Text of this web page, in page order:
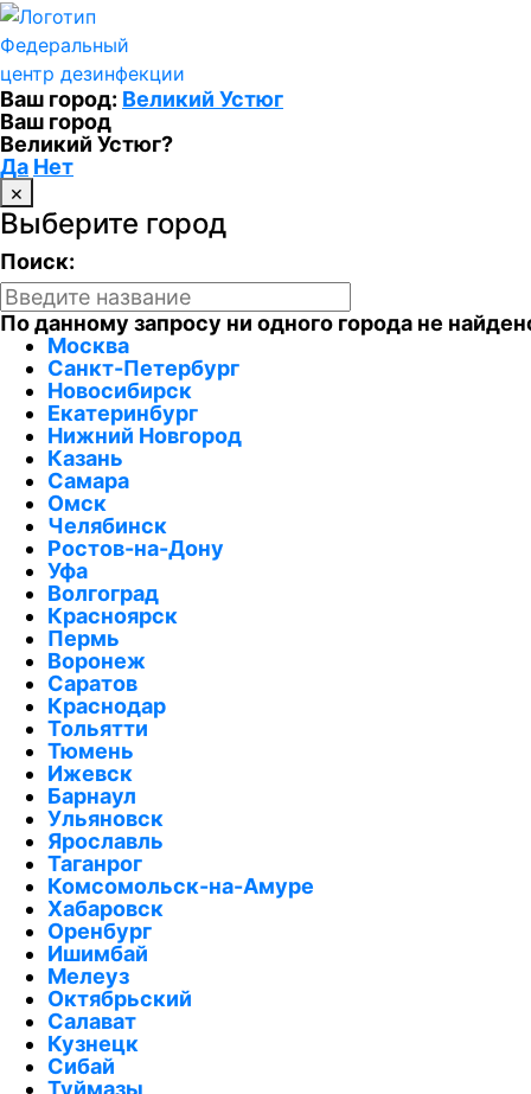
Федеральный
центр дезинфекции
Ваш город: Великий Устюг
Ваш город
Великий Устюг?
Да Нет
×
Выберите город
Поиск:
По данному запросу ни одного города не
Москва
Санкт-Петербург
Новосибирск
Екатеринбург
Нижний Новгород
Казань
Самара
Омск
Челябинск
Ростов-на-Дону
Уфа
Волгоград
Красноярск
Пермь
Воронеж
Саратов
Краснодар
Тольятти
Тюмень
Ижевск
Барнаул
Ульяновск
Ярославль
Таганрог
Комсомольск-на-Амуре
Хабаровск
Оренбург
Ишимбай
Мелеуз
Октябрьский
Салават
Кузнецк
Сибай
Туймазы